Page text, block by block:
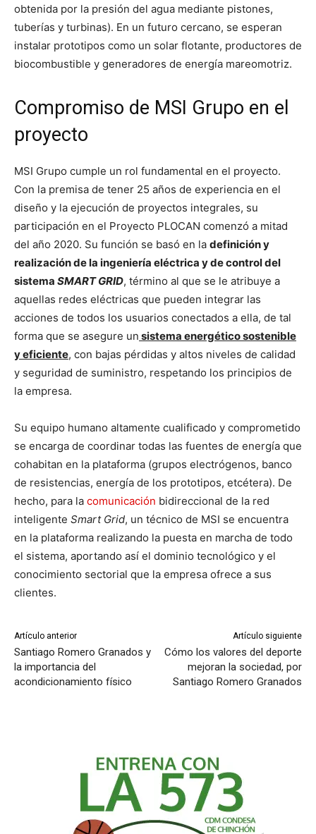
obtenida por la presión del agua mediante pistones,
tuberías y turbinas). En un futuro cercano, se esperan
instalar prototipos como un solar flotante, productores de
biocombustible y generadores de energía mareomotriz.
Compromiso de MSI Grupo en el
proyecto
MSI Grupo cumple un rol fundamental en el proyecto.
Con la premisa de tener 25 años de experiencia en el
diseño y la ejecución de proyectos integrales, su
participación en el Proyecto PLOCAN comenzó a mitad
del año 2020. Su función se basó en la definición y
realización de la ingeniería eléctrica y de control del
sistema SMART GRID, término al que se le atribuye a
aquellas redes eléctricas que pueden integrar las
acciones de todos los usuarios conectados a ella, de tal
forma que se asegure un sistema energético sostenible
y eficiente, con bajas pérdidas y altos niveles de calidad
y seguridad de suministro, respetando los principios de
la empresa.
Su equipo humano altamente cualificado y comprometido
se encarga de coordinar todas las fuentes de energía que
cohabitan en la plataforma (grupos electrógenos, banco
de resistencias, energía de los prototipos, etcétera). De
hecho, para la comunicación bidireccional de la red
inteligente Smart Grid, un técnico de MSI se encuentra
en la plataforma realizando la puesta en marcha de todo
el sistema, aportando así el dominio tecnológico y el
conocimiento sectorial que la empresa ofrece a sus
clientes.
Artículo anterior
Santiago Romero Granados y
la importancia del
acondicionamiento físico
Artículo siguiente
Cómo los valores del deporte
mejoran la sociedad, por
Santiago Romero Granados